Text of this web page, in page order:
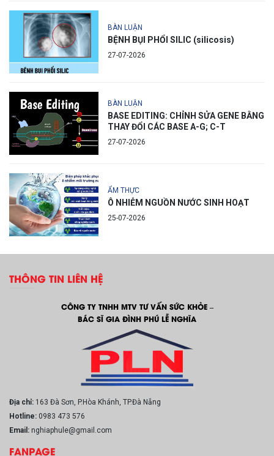
BÀN LUẬN
BỆNH BỤI PHỔI SILIC (silicosis)
27-07-2026
BÀN LUẬN
BASE EDITING: CHỈNH SỬA GENE BẰNG
THAY ĐỔI CÁC BASE A-G; C-T
27-07-2026
ẨM THỰC
Ô NHIỄM NGUỒN NƯỚC SINH HOẠT
25-07-2026
THÔNG TIN LIÊN HỆ
CÔNG TY TNHH MTV TƯ VẤN SỨC KHỎE –
BÁC SĨ GIA ĐÌNH PHÚ LỄ NGHĨA
Địa chỉ: 163 Đà Sơn, P.Hòa Khánh, TP.Đà Nẵng
Hotline: 0983 473 576
Email: nghiaphule@gmail.com
FANPAGE